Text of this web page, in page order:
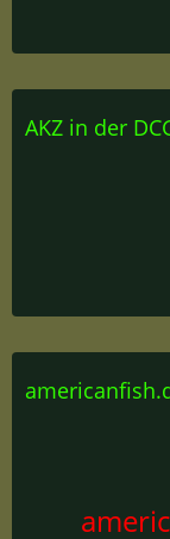
AKZ in der